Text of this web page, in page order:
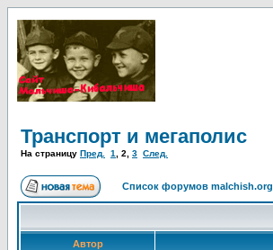
Транспорт и мегаполис
На страницу Пред. 1 2 3 След.
Список форумов malchish.org
Автор